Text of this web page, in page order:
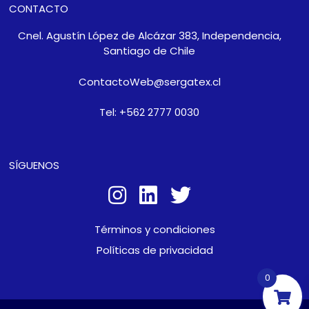
CONTACTO
Cnel. Agustín López de Alcázar 383, Independencia,
Santiago de Chile
ContactoWeb@sergatex.cl
Tel: +562 2777 0030
SÍGUENOS
Términos y condiciones
Políticas de privacidad
0